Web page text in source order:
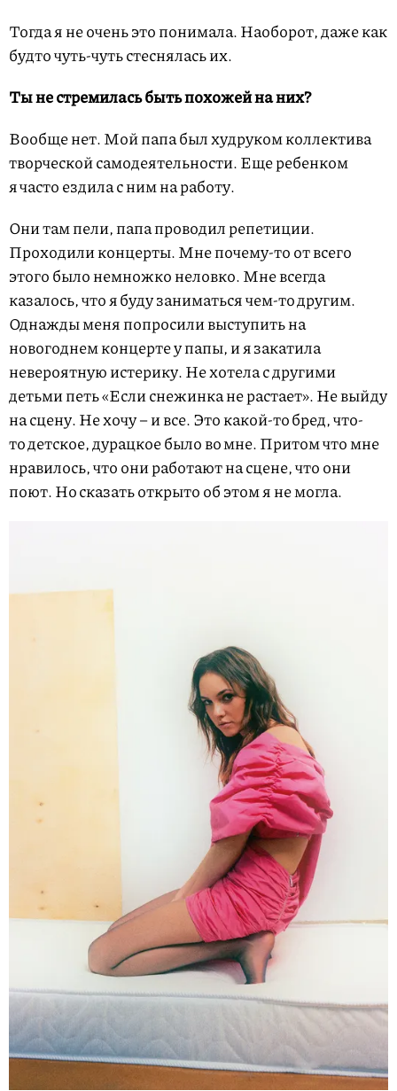
Тогда я не очень это понимала. Наоборот, даже как
будто чуть-чуть стеснялась их.
Ты не стремилась быть похожей на них?
Вообще нет. Мой папа был худруком коллектива
творческой самодеятельности. Еще ребенком
я часто ездила с ним на работу.
Они там пели, папа проводил репетиции.
Проходили концерты. Мне почему-то от всего
этого было немножко неловко. Мне всегда
казалось, что я буду заниматься чем-то другим.
Однажды меня попросили выступить на
новогоднем концерте у папы, и я закатила
невероятную истерику. Не хотела с другими
детьми петь «Если снежинка не растает». Не выйду
на сцену. Не хочу – и все. Это какой-то бред, что-
то детское, дурацкое было во мне. Притом что мне
нравилось, что они работают на сцене, что они
поют. Но сказать открыто об этом я не могла.